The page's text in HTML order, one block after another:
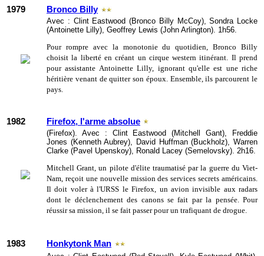
1979 Bronco Billy
Avec : Clint Eastwood (Bronco Billy McCoy), Sondra Locke
(Antoinette Lilly), Geoffrey Lewis (John Arlington). 1h56.
Pour rompre avec la monotonie du quotidien, Bronco Billy
choisit la liberté en créant un cirque western itinérant. Il prend
pour assistante Antoinette Lilly, ignorant qu'elle est une riche
héritière venant de quitter son époux. Ensemble, ils parcourent le
pays.
1982 Firefox, l'arme absolue
(Firefox). Avec : Clint Eastwood (Mitchell Gant), Freddie
Jones (Kenneth Aubrey), David Huffman (Buckholz), Warren
Clarke (Pavel Upenskoy), Ronald Lacey (Semelovsky). 2h16.
Mitchell Grant, un pilote d'élite traumatisé par la guerre du Viet-
Nam, reçoit une nouvelle mission des services secrets américains.
Il doit voler à l'URSS le Firefox, un avion invisible aux radars
dont le déclenchement des canons se fait par la pensée. Pour
réussir sa mission, il se fait passer pour un trafiquant de drogue.
1983 Honkytonk Man